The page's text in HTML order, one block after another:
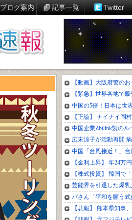
ブログ案内 記事一覧 Twitter